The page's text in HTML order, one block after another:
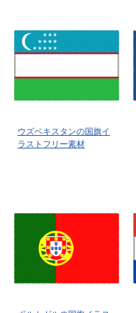
ウズベキスタンの国旗イ
ラストフリー素材